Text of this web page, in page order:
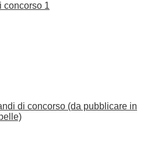
concorso 1
di concorso (da pubblicare in